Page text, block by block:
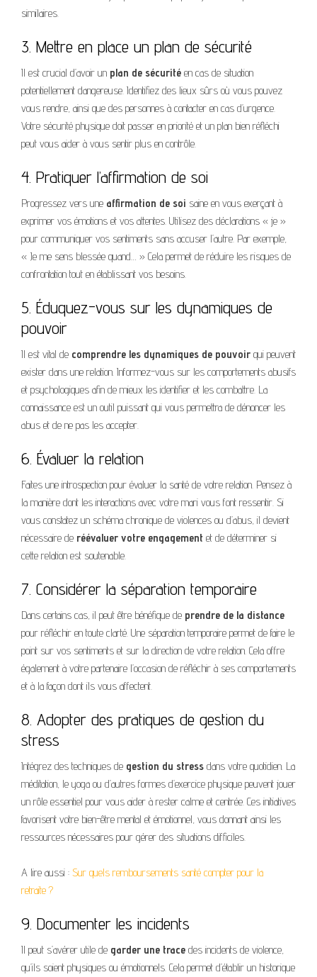
similaires.
3. Mettre en place un plan de sécurité
Il est crucial d’avoir un plan de sécurité en cas de situation
potentiellement dangereuse. Identifiez des lieux sûrs où vous pouvez
vous rendre, ainsi que des personnes à contacter en cas d’urgence.
Votre sécurité physique doit passer en priorité et un plan bien réfléchi
peut vous aider à vous sentir plus en contrôle.
4. Pratiquer l’affirmation de soi
Progressez vers une affirmation de soi saine en vous exerçant à
exprimer vos émotions et vos attentes. Utilisez des déclarations « je »
pour communiquer vos sentiments sans accuser l’autre. Par exemple,
« Je me sens blessée quand… » Cela permet de réduire les risques de
confrontation tout en établissant vos besoins.
5. Éduquez-vous sur les dynamiques de
pouvoir
Il est vital de comprendre les dynamiques de pouvoir qui peuvent
exister dans une relation. Informez-vous sur les comportements abusifs
et psychologiques afin de mieux les identifier et les combattre. La
connaissance est un outil puissant qui vous permettra de dénoncer les
abus et de ne pas les accepter.
6. Évaluer la relation
Faites une introspection pour évaluer la santé de votre relation. Pensez à
la manière dont les interactions avec votre mari vous font ressentir. Si
vous constatez un schéma chronique de violences ou d’abus, il devient
nécessaire de réévaluer votre engagement et de déterminer si
cette relation est soutenable.
7. Considérer la séparation temporaire
Dans certains cas, il peut être bénéfique de prendre de la distance
pour réfléchir en toute clarté. Une séparation temporaire permet de faire le
point sur vos sentiments et sur la direction de votre relation. Cela offre
également à votre partenaire l’occasion de réfléchir à ses comportements
et à la façon dont ils vous affectent.
8. Adopter des pratiques de gestion du
stress
Intégrez des techniques de gestion du stress dans votre quotidien. La
méditation, le yoga ou d’autres formes d’exercice physique peuvent jouer
un rôle essentiel pour vous aider à rester calme et centrée. Ces initiatives
favorisent votre bien-être mental et émotionnel, vous donnant ainsi les
ressources nécessaires pour gérer des situations difficiles.
A lire aussi : Sur quels remboursements santé compter pour la
retraite ?
9. Documenter les incidents
Il peut s’avérer utile de garder une trace des incidents de violence,
qu’ils soient physiques ou émotionnels. Cela permet d’établir un historique